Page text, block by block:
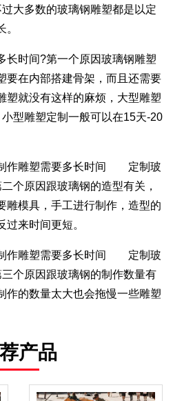
大多数的玻璃钢雕塑都是以定
时间?第一个原因玻璃钢雕塑
要在内部搭建骨架，而且还需要
塑就没有这样的麻烦，大型雕塑
型雕塑定制一般可以在15天-20
作雕塑需要多长时间 定制玻
个原因跟玻璃钢的造型有关，
雕模具，手工进行制作，造型的
来时间更短。
作雕塑需要多长时间 定制玻
个原因跟玻璃钢的制作数量有
作的数量太大也会拖慢一些雕塑
产品